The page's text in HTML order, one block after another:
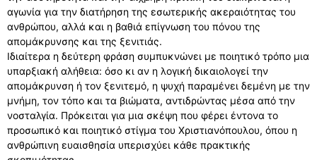
αγωνία για την διατήρηση της εσωτερικής ακεραιότητας του
ανθρώπου, αλλά και η βαθιά επίγνωση του πόνου της
απομάκρυνσης και της ξενιτιάς.
Ιδιαίτερα η δεύτερη φράση συμπυκνώνει με ποιητικό τρόπο μια
υπαρξιακή αλήθεια: όσο κι αν η λογική δικαιολογεί την
απομάκρυνση ή τον ξενιτεμό, η ψυχή παραμένει δεμένη με την
μνήμη, τον τόπο και τα βιώματα, αντιδρώντας μέσα από την
νοσταλγία. Πρόκειται για μια σκέψη που φέρει έντονα το
προσωπικό και ποιητικό στίγμα του Χριστιανόπουλου, όπου η
ανθρώπινη ευαισθησία υπερισχύει κάθε πρακτικής